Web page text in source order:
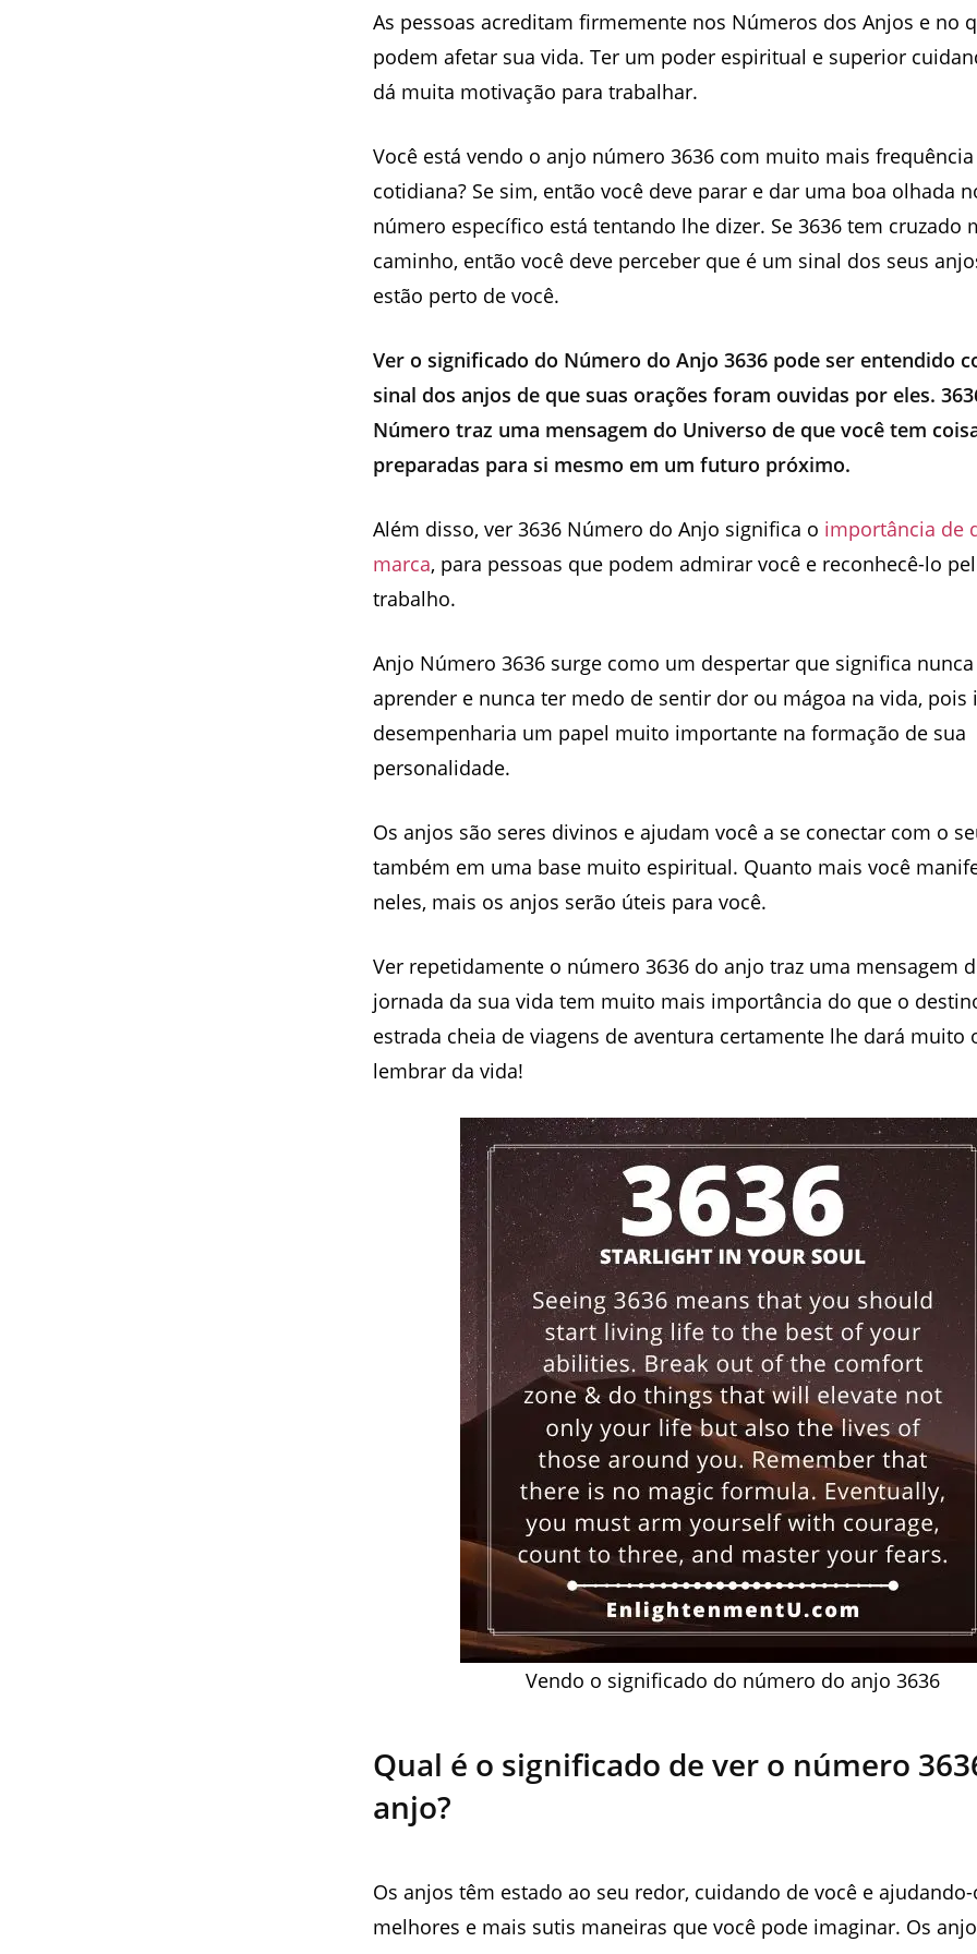
As pessoas acreditam firmemente nos Números dos Anjos e no
podem afetar sua vida. Ter um poder espiritual e superior
dá muita motivação para trabalhar.
Você está vendo o anjo número 3636 com muito mais
cotidiana? Se sim, então você deve parar e dar uma boa olhada
número específico está tentando lhe dizer. Se 3636 tem cruzado
caminho, então você deve perceber que é um sinal dos seus
estão perto de você.
Ver o significado do Número do Anjo 3636 pode ser entendido
sinal dos anjos de que suas orações foram ouvidas por eles.
Número traz uma mensagem do Universo de que você tem
preparadas para si mesmo em um futuro próximo.
Além disso, ver 3636 Número do Anjo significa o importância de
marca, para pessoas que podem admirar você e reconhecê-lo
trabalho.
Anjo Número 3636 surge como um despertar que significa
aprender e nunca ter medo de sentir dor ou mágoa na vida, pois
desempenharia um papel muito importante na formação de sua
personalidade.
Os anjos são seres divinos e ajudam você a se conectar com o
também em uma base muito espiritual. Quanto mais você
neles, mais os anjos serão úteis para você.
Ver repetidamente o número 3636 do anjo traz uma mensagem
jornada da sua vida tem muito mais importância do que o
estrada cheia de viagens de aventura certamente lhe dará muito
lembrar da vida!
Vendo o significado do número do anjo 3636
Qual é o significado de ver o número
anjo?
Os anjos têm estado ao seu redor, cuidando de você e
melhores e mais sutis maneiras que você pode imaginar. Os